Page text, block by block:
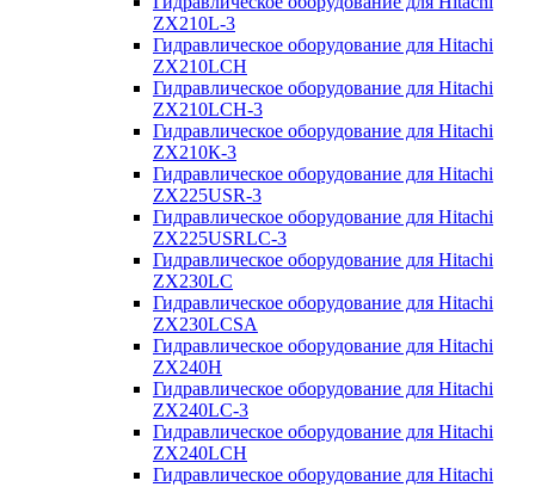
ZX210L-3
Гидравлическое оборудование для Hitachi
ZX210LCH
Гидравлическое оборудование для Hitachi
ZX210LCH-3
Гидравлическое оборудование для Hitachi
ZX210К-3
Гидравлическое оборудование для Hitachi
ZX225USR-3
Гидравлическое оборудование для Hitachi
ZX225USRLC-3
Гидравлическое оборудование для Hitachi
ZX230LC
Гидравлическое оборудование для Hitachi
ZX230LCSA
Гидравлическое оборудование для Hitachi
ZX240H
Гидравлическое оборудование для Hitachi
ZX240LC-3
Гидравлическое оборудование для Hitachi
ZX240LCH
Гидравлическое оборудование для Hitachi